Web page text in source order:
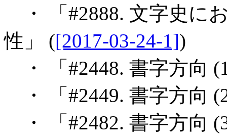
・ 「#2888. 文字史に
性」 ([2017-03-24-1])
・ 「#2448. 書字方向
・ 「#2449. 書字方向
・ 「#2482. 書字方向